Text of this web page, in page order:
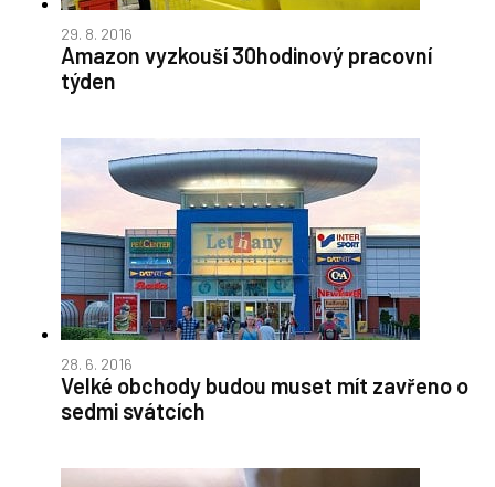
29. 8. 2016
Amazon vyzkouší 30hodinový pracovní
týden
28. 6. 2016
Velké obchody budou muset mít zavřeno o
sedmi svátcích